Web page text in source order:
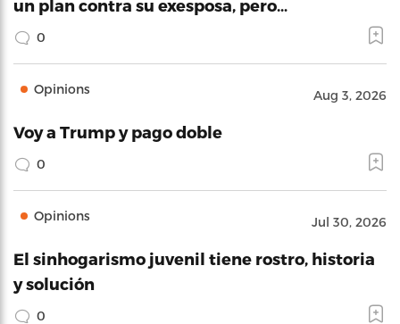
un plan contra su exesposa, pero…
0
Opinions Aug 3, 2026
Voy a Trump y pago doble
0
Opinions Jul 30, 2026
El sinhogarismo juvenil tiene rostro, historia
y solución
0